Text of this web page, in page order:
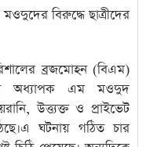
বিরুদ্ধে ছাত্রীদের
ব্রজমোহন (বিএম)
অধ্যাপক এম মওদুদ
উত্ত্যক্ত ও প্রাইভেট
ঘটনায় গঠিত চার